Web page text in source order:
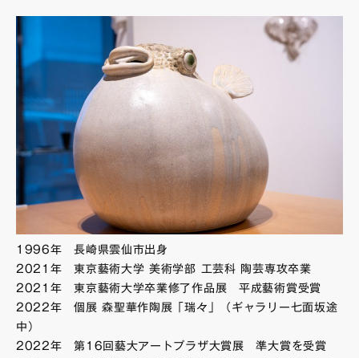
1996年 長崎県雲仙市出身
2021年 東京藝術大学 美術学部 工芸科 陶芸専攻卒業
2021年 東京藝術大学卒業修了作品展 平成藝術賞受賞
2022年 個展 森聖華作陶展「瑞々」（ギャラリー七面坂途
中）
2022年 第16回藝大アートプラザ大賞展 準大賞を受賞